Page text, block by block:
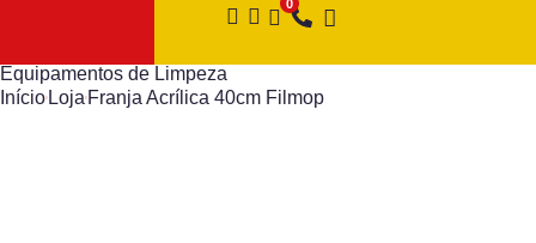
Equipamentos de Limpeza
Início Loja Franja Acrílica 40cm Filmop